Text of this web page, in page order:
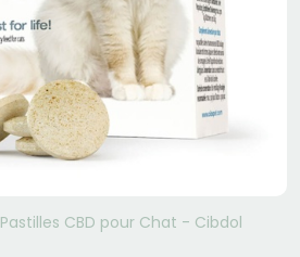
Pastilles CBD pour Chat - Cibdol